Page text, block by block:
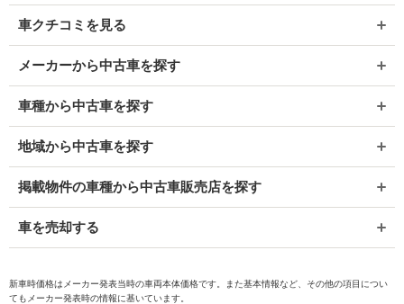
車クチコミを見る
メーカーから中古車を探す
車種から中古車を探す
地域から中古車を探す
掲載物件の車種から中古車販売店を探す
車を売却する
新車時価格はメーカー発表当時の車両本体価格です。また基本情報など、その他の項目につい
てもメーカー発表時の情報に基いています。